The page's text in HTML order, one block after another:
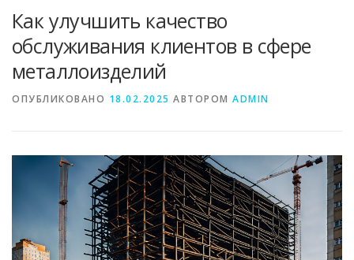
МЕТАЛЛЫ И ОКРУЖАЮЩАЯ СРЕДА
ПРИМЕНЕНИЕ МЕТАЛЛОВ
СТАТЬИ
Как улучшить качество
обслуживания клиентов в сфере
металлоизделий
ОПУБЛИКОВАНО 18.02.2025 АВТОРОМ ADMIN